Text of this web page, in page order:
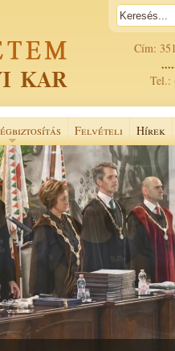
Cím:
Tel.:
Felvételi Hírek